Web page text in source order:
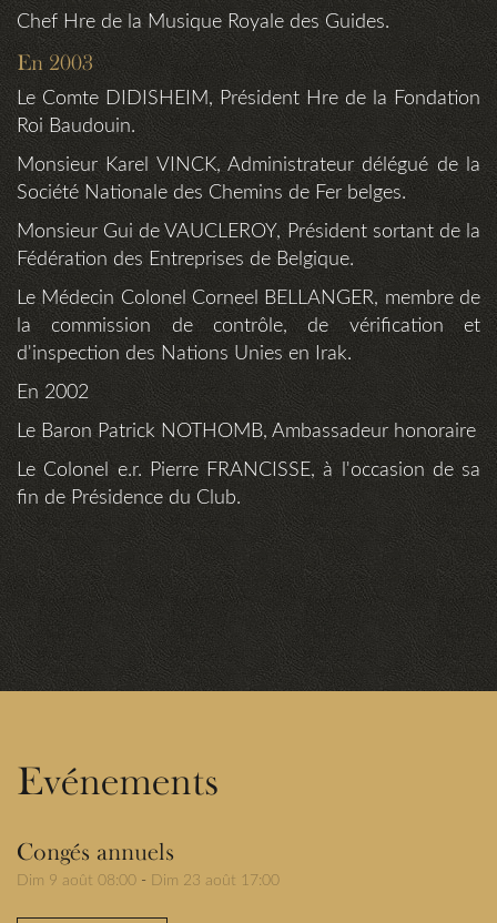
Chef Hre de la Musique Royale des Guides.
En 2003
Le Comte DIDISHEIM, Président Hre de la Fondation
Roi Baudouin.
Monsieur Karel VINCK, Administrateur délégué de la
Société Nationale des Chemins de Fer belges.
Monsieur Gui de VAUCLEROY, Président sortant de la
Fédération des Entreprises de Belgique.
Le Médecin Colonel Corneel BELLANGER, membre de
la commission de contrôle, de vérification et
d'inspection des Nations Unies en Irak.
En 2002
Le Baron Patrick NOTHOMB, Ambassadeur honoraire
Le Colonel e.r. Pierre FRANCISSE, à l'occasion de sa
fin de Présidence du Club.
Evénements
Congés annuels
Dim 9 août 08:00 - Dim 23 août 17:00